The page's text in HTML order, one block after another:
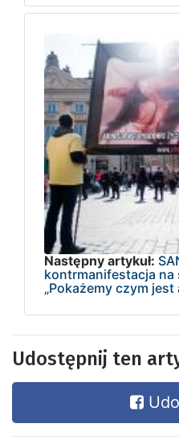
Następny artykuł:
kontrmanifestacja na
„Pokażemy czym jest
Udostępnij ten